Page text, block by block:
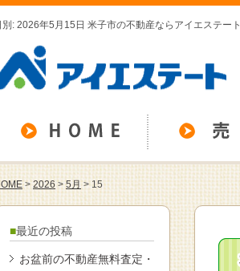
別: 2026年5月15日 米子市の不動産ならアイエステート
>2026 >5月 >15
最近の投稿
お盆前の不動産無料査定・